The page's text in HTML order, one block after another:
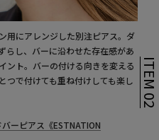
用にアレンジした別注ピアス。ダ
らし、バーに沿わせた存在感があ
ント。バーの付ける向きを変える
つで付けても重ね付けしても楽し
ーピアス《ESTNATION